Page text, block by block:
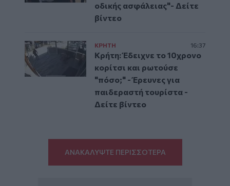
οδικής ασφάλειας"- Δείτε
βίντεο
ΚΡΗΤΗ 16:37
Κρήτη: Έδειχνε το 10χρονο
κορίτσι και ρωτούσε
"πόσο;" - Έρευνες για
παιδεραστή τουρίστα -
Δείτε βίντεο
ΑΝΑΚΑΛΥΨΤΕ ΠΕΡΙΣΣΟΤΕΡΑ